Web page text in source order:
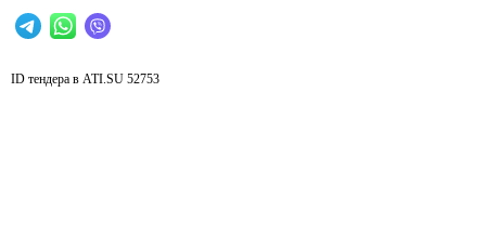
ID тендера в ATI.SU 52753